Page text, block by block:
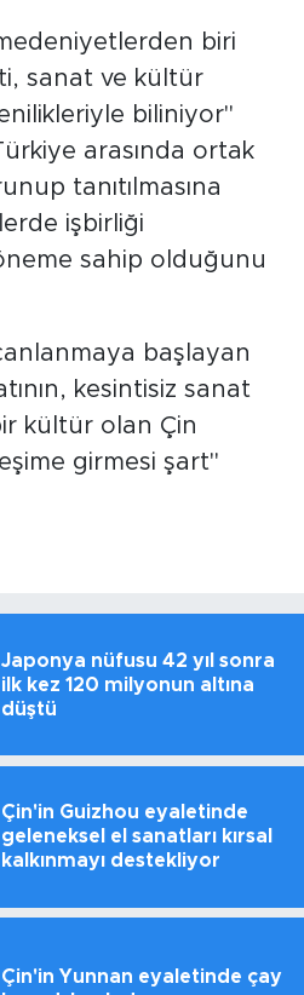
biri
sanat ve kültür
biliniyor"
arasında ortak
tanıtılmasına
işbirliği
sahip olduğunu
başlayan
kesintisiz sanat
kültür olan Çin
girmesi şart"
Japonya nüfusu 42 yıl sonra
ilk kez 120 milyonun altına
düştü
Çin'in Guizhou eyaletinde
geleneksel el sanatları kırsal
kalkınmayı destekliyor
Çin'in Yunnan eyaletinde çay